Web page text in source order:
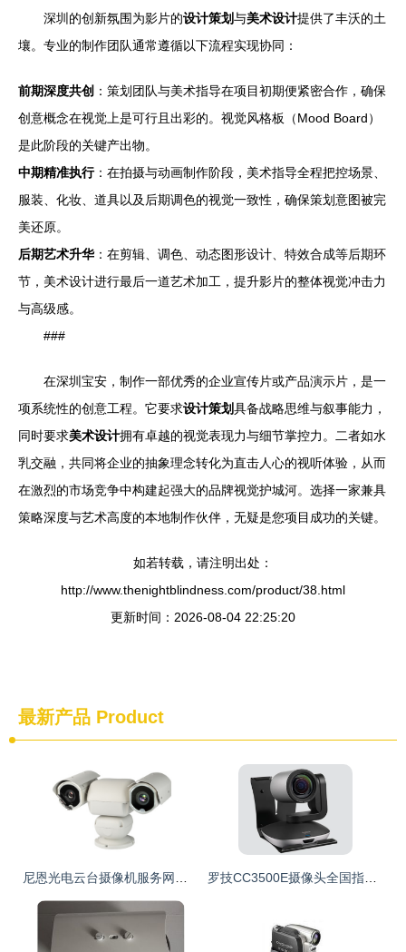
深圳的创新氛围为影片的设计策划与美术设计提供了丰沃的土
壤。专业的制作团队通常遵循以下流程实现协同：
前期深度共创 ：策划团队与美术指导在项目初期便紧密合作，确保
创意概念在视觉上是可行且出彩的。视觉风格板（Mood Board）
是此阶段的关键产出物。
中期精准执行：在拍摄与动画制作阶段，美术指导全程把控场景、
服装、化妆、道具以及后期调色的视觉一致性，确保策划意图被完
美还原。
后期艺术升华：在剪辑、调色、动态图形设计、特效合成等后期环
节，美术设计进行最后一道艺术加工，提升影片的整体视觉冲击力
与高级感。
###
在深圳宝安，制作一部优秀的企业宣传片或产品演示片，是一
项系统性的创意工程。它要求设计策划具备战略思维与叙事能力，
同时要求美术设计拥有卓越的视觉表现力与细节掌控力。二者如水
乳交融，共同将企业的抽象理念转化为直击人心的视听体验，从而
在激烈的市场竞争中构建起强大的品牌视觉护城河。选择一家兼具
策略深度与艺术高度的本地制作伙伴，无疑是您项目成功的关键。
如若转载，请注明出处：
http://www.thenightblindness.com/product/38.html
更新时间：2026-08-04 22:25:20
最新产品 Product